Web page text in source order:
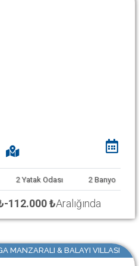
2 Yatak Odası 2 Banyo
-112.000 ₺Aralığında
MANZARALI & BALAYI VILLASI